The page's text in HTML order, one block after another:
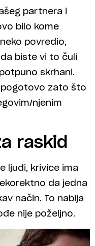
partnera i
bilo kome
povredio,
biste vi to čuli
skrhani.
pogotovo zato što
njenim
raskid
ljudi, krivice ima
da jedna
način. To nabija
nije poželjno.